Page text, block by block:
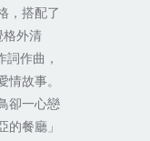
，搭配了
外清
作曲，
故事。
卻一心戀
餐廳」